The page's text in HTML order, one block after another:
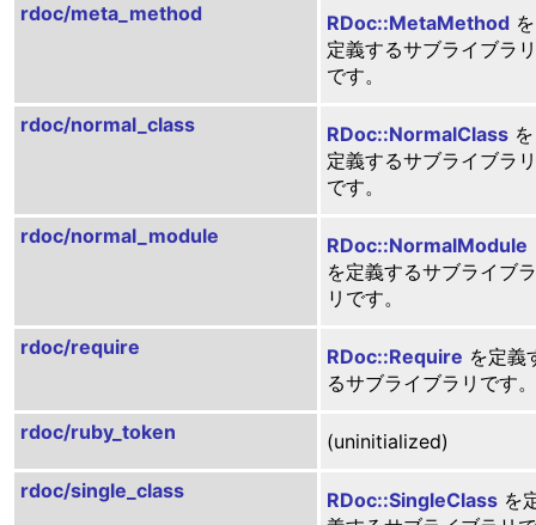
rdoc/meta_method RDoc::MetaMethod を
定義するサブライブラリ
です。
rdoc/normal_class RDoc::NormalClassを
定義するサブライブラリ
です。
rdoc/normal_module
RDoc::NormalModule
を定義するサブライブラ
リです。
rdoc/require RDoc::Require を定義
るサブライブラリです。
rdoc/ruby_token (uninitialized)
rdoc/single_class RDoc::SingleClassを